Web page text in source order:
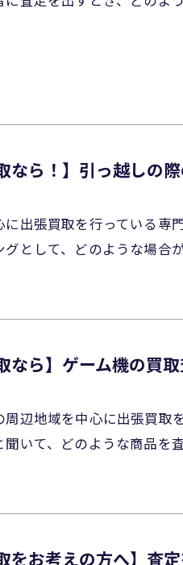
なら！】引っ越しの
出張買取を行っている専
として、どのような場合
なら】ゲーム機の買
辺地域を中心に出張買取
いて、どのような商品を
をお考えの方へ】査